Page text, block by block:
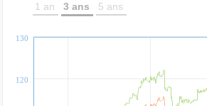
1 an
3 ans 5 ans
120
130